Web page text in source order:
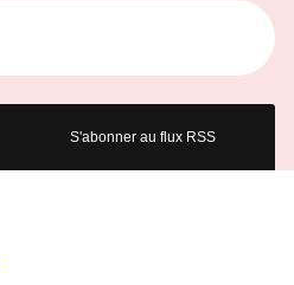
S'abonner au flux RSS